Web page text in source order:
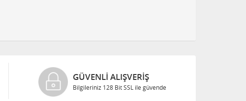
GÜVENLI ALIŞVERIŞ
Bilgileriniz 128 Bit SSL ile güvende